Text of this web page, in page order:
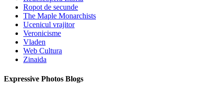
Ropot de secunde
The Maple Monarchists
Ucenicul vrajitor
Veronicisme
Vladen
Web Cultura
Zinaida
Expressive Photos Blogs